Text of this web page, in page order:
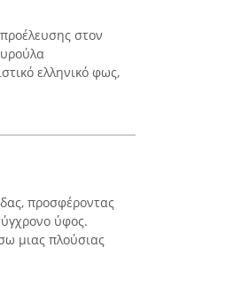
στον
ελληνικό φως,
προσφέροντας
ύφος.
μιας πλούσιας